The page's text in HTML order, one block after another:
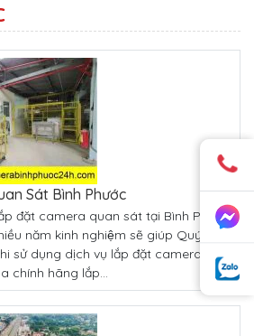
Sát Bình Phước
đặt camera quan sát tại Bình Phước
năm kinh nghiệm sẽ giúp Quý
sử dụng dịch vụ lắp đặt camera
chính hãng lắp...